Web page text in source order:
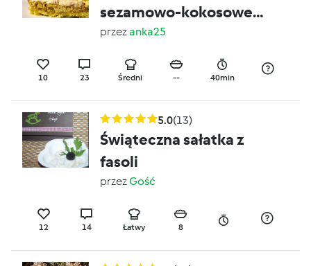
sezamowo-kokosowe
;o)
przezanka25
10 23 Średni -- 40min
5.0(13)
Świąteczna sałatka z
fasoli
przezGość
12 14 Łatwy 8